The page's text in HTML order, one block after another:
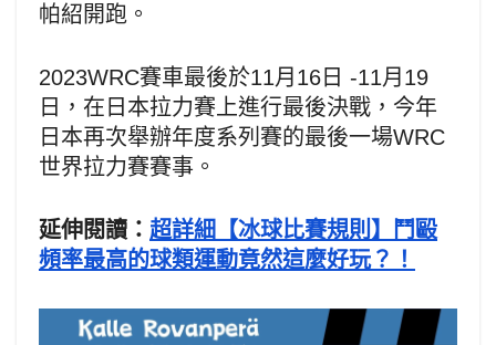
帕紹開跑。
2023WRC賽車最後於11月16日 -11月19
日，在日本拉力賽上進行最後決戰，今年
日本再次舉辦年度系列賽的最後一場WRC
世界拉力賽賽事。
延伸閱讀： 超詳細【冰球比賽規則】鬥毆
頻率最高的球類運動竟然這麼好玩？！